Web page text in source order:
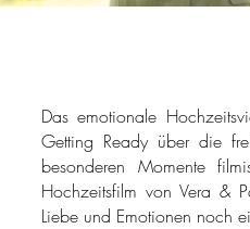
Das emotionale
Getting Ready über die
besonderen Momente
Hochzeitsfilm von Vera &
Liebe und Emotionen noch